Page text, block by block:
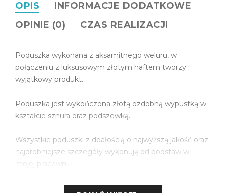
OPIS
INFORMACJE DODATKOWE
OPINIE (0)
CZAS REALIZACJI
Poduszka wykonana z aksamitnego weluru, w
połączeniu z luksusowym złotym haftem tworzy
wyjątkowy produkt.
Poduszka jest wykończona złotą ozdobną wypustką w
kształcie sznura oraz podszewką.
Wszystkie poduszki z dbałością o najwyższą jakość oraz
najdrobniejsze szczegóły wykonuję od podstaw w
Te nietuzinkowe poduszki dodadzą uroku twoim